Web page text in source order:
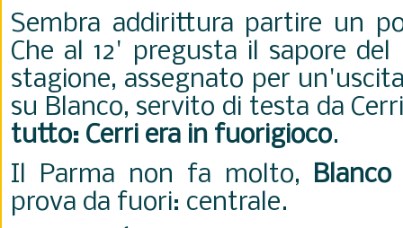
Sembra addirittura partire un
Che al 12' pregusta il sapore del
stagione, assegnato per
su Blanco, servito di testa da
tutto: Cerri era in fuorigioco.
Il Parma non fa molto, Blanco
prova da fuori: centrale.